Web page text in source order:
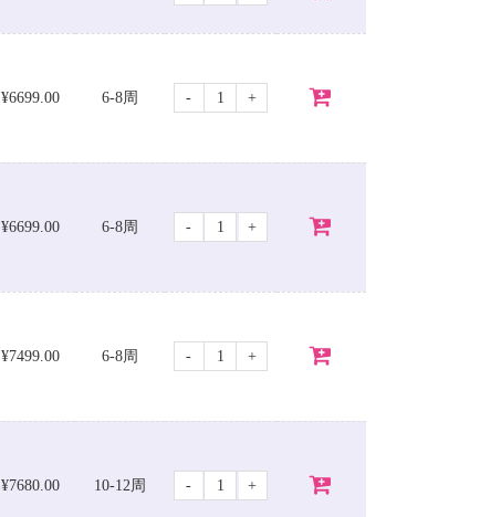
¥6699.00 6-8周 - +
¥6699.00 6-8周 - +
¥7499.00 6-8周 - +
¥7680.00 10-12周 - +